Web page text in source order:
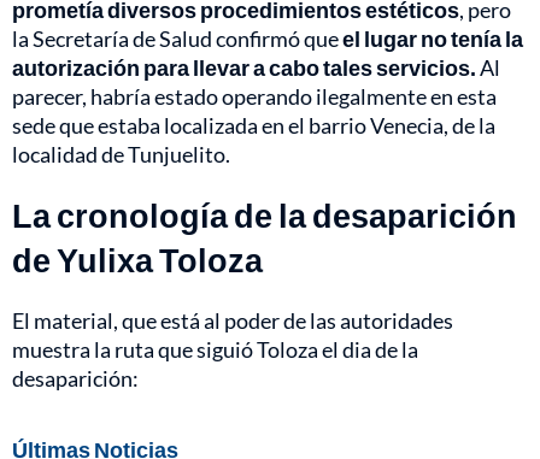
prometía diversos procedimientos estéticos, pero
la Secretaría de Salud confirmó queel lugar no tenía la
autorización para llevar a cabo tales servicios.Al
parecer, habría estado operando ilegalmente en esta
sede que estaba localizada en el barrio Venecia, de la
localidad de Tunjuelito.
La cronología de la desaparición
de Yulixa Toloza
El material, que está al poder de las autoridades
muestra la ruta que siguió Toloza el dia de la
desaparición:
Últimas Noticias